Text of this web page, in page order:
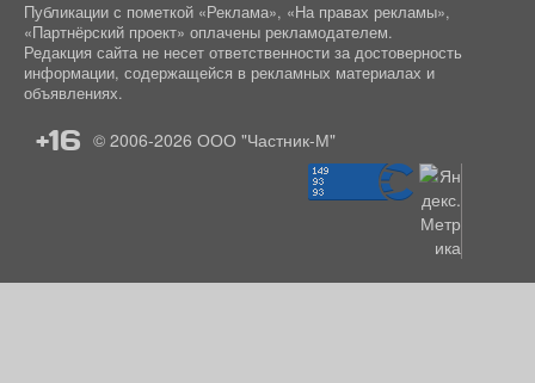
Публикации с пометкой «Реклама», «На правах рекламы»,
«Партнёрский проект» оплачены рекламодателем.
Редакция сайта не несет ответственности за достоверность
информации, содержащейся в рекламных материалах и
объявлениях.
+16 © 2006-2026 ООО "Частник-М"